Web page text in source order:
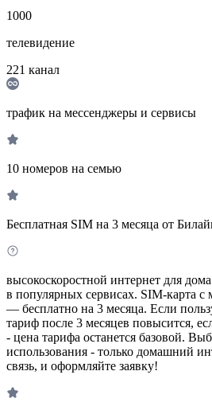
1000
телевидение
221 канал
трафик на мессенджеры и сервисы
10 номеров на семью
Бесплатная SIM на 3 месяца от
высокоскоростной интернет для
в популярных сервисах. SIM-карта
— бесплатно на 3 месяца. Если
тариф после 3 месяцев повысится,
- цена тарифа останется базовой.
использования - только домашний
связь, и оформляйте заявку!